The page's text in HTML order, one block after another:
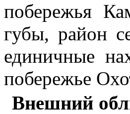
побережья
губы, район
единичные
побережье
Внешний